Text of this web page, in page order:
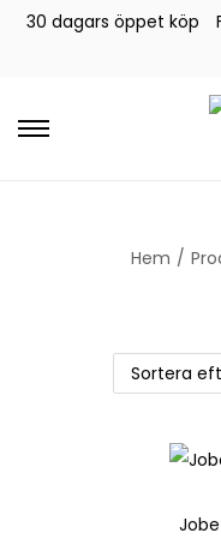
30 dagars öppet köp
Hem /